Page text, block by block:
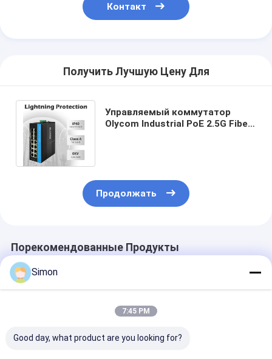
Контакт
Получить Лучшую Цену Для
Управляемый коммутатор
Olycom Industrial PoE 2.5G Fiber,
Продолжать
Порекомендованные Продукты
Simon
7:45 PM
Good day, what product are you looking for?